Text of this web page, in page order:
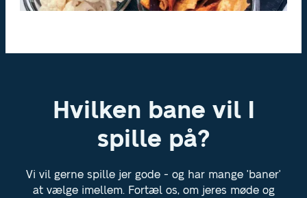
Hvilken bane vil I
spille på?
Vi vil gerne spille jer gode - og har mange 'baner'
at vælge imellem. Fortæl os, om jeres møde og